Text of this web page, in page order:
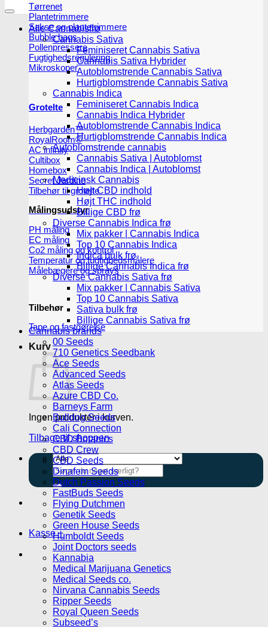
Tørrenet
Plantetrimmere
Sakse og plantetrimmere
Bubble bags
Pollenpressere
Fugtighedsregulering
Mikroskoper
Grotelte
Herbgarden™
RoyalRoom®
AC infinity
Cultibox
Homebox
Secret Jardine
Tilbehør til grotelte
Målingsudstyr
PH måling
EC måling
Co2 måling og kontrol
Temperatur og fugtighedsmålere
Målebægere og sprays
Tilbehør
Tape og fastgørelse
Kurv
Ingen produkter i kurven.
Tilbage til shoppen
Søg
efter:
Kasse +
Alle Cannabisfrø
Cannabis Sativa
Feminiseret Cannabis Sativa
Cannabis Sativa Hybrider
Autoblomstrende Cannabis Sativa
Hurtigblomstrende Cannabis Sativa
Cannabis Indica
Feminiseret Cannabis Indica
Cannabis Indica Hybrider
Autoblomstrende Cannabis Indica
Hurtigblomstrende Cannabis Indica
Autoblomstrende cannabis
Cannabis Sativa | Autoblomst
Cannabis Indica | Autoblomst
Medicinsk Cannabis
Højt CBD indhold
Højt THC indhold
Billige CBD frø
Diverse Cannabis Indica frø
Mix pakker | Cannabis Indica
Top 10 Cannabis Indica
Indica bulk frø
Billige Cannabis Indica frø
Diverse Cannabis Sativa frø
Mix pakker | Cannabis Sativa
Top 10 Cannabis Sativa
Sativa bulk frø
Billige Cannabis Sativa frø
Cannabis brands
00 Seeds
710 Genetics Seedbank
Ace Seeds
Advanced Seeds
Atlas Seeds
Azure CBD Co.
Barneys Farm
Bulldog Seeds
Cali Connection
CBD Botanics
CBD Crew
CBD Seeds
Dinafem Seeds
Dutch Passion Seeds
FastBuds Seeds
Flying Dutchmen
Genetik Seeds
Green House Seeds
Humboldt Seeds
Joint Doctors seeds
Kannabia
Medical Marijuana Genetics
Medical Seeds co.
Nirvana Cannabis Seeds
Ripper Seeds
Royal Queen Seeds
Subseed’s